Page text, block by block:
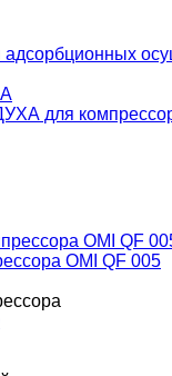
для
OMI QF 005